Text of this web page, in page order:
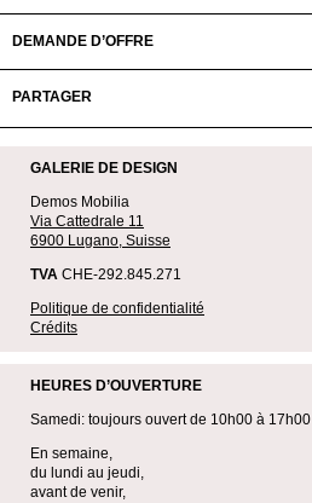
DEMANDE D’OFFRE
PARTAGER
GALERIE DE DESIGN
Demos Mobilia
Via Cattedrale 11
6900 Lugano, Suisse
TVA CHE-292.845.271
Politique de confidentialité
Crédits
HEURES D’OUVERTURE
Samedi: toujours ouvert de 10h00 à 17h00
En semaine,
du lundi au jeudi,
avant de venir,